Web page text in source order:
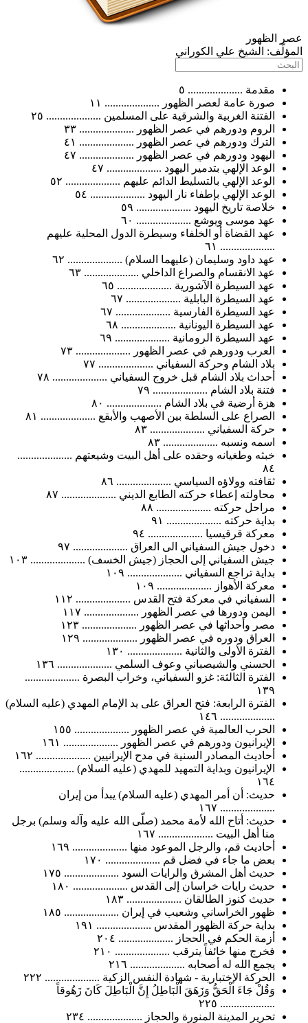
الشيخ علي الكوراني
مقدمة .................... ٥
صورة عامة لعصر الظهور .................... ١١
الفتنة الغربية والشرقية على المسلمين .................... ٢٥
الروم ودورهم في عصر الظهور .................... ٣٣
الترك ودورهم في عصر الظهور .................... ٤١
اليهود ودورهم في عصر الظهور .................... ٤٧
الوعد الإلهي بتدمير اليهود .................... ٤٧
الوعد الإلهي بالتسليط الدائم عليهم .................... ٥٢
الوعد الإلهي بإطفاء نار اليهود .................... ٥٤
خلاصة تاريخ اليهود .................... ٥٩
عهد موسى ويوشع .................... ٦٠
عهد القضاة أو الخلفاء وسيطرة الدول المحلية عليهم
.................... ٦١
عهد داود وسليمان (عليهما السلام) .................... ٦٢
عهد الانقسام والصراع الداخلي .................... ٦٣
عهد السيطرة الآشورية .................... ٦٥
عهد السيطرة البابلية .................... ٦٧
عهد السيطرة الفارسية .................... ٦٧
عهد السيطرة اليونانية .................... ٦٨
عهد السيطرة الرومانية .................... ٦٩
العرب ودورهم في عصر الظهور .................... ٧٣
بلاد الشام وحركة السفياني .................... ٧٧
أحداث بلاد الشام قبل خروج السفياني .................... ٧٨
فتنة بلاد الشام .................... ٧٩
هزة أرضية في بلاد الشام .................... ٨٠
الصراع على السلطة بين الأصهب والأبقع .................... ٨١
حركة السفياني .................... ٨٣
اسمه ونسبه .................... ٨٣
خبثه وطغيانه وحقده على أهل البيت وشيعتهم ....................
ثقافته وولاؤه السياسي .................... ٨٦
محاولته إعطاء حركته الطابع الديني .................... ٨٧
مراحل حركته .................... ٨٨
بداية حركته .................... ٩١
معركة قرقيسيا .................... ٩٤
دخول جيش السفياني الى العراق .................... ٩٧
جيش السفياني إلى الحجاز (جيش الخسف) .................... ١٠٣
بداية تراجع السفياني .................... ١٠٩
معركة الأهواز .................... ١٠٩
السفياني في معركة فتح القدس .................... ١١٢
اليمن ودورها في عصر الظهور .................... ١١٧
مصر وأحداثها في عصر الظهور .................... ١٢٣
العراق ودوره في عصر الظهور .................... ١٢٩
الفترة الأولى والثانية .................... ١٣٠
الحسني والشيصباني وعوف السلمي .................... ١٣٦
الفترة الثالثة: غزو السفياني، وخراب البصرة ....................
الفترة الرابعة: فتح العراق على يد الإمام المهدي (عليه السلام)
.................... ١٤٦
الحرب العالمية في عصر الظهور .................... ١٥٥
الإيرانيون ودورهم في عصر الظهور .................... ١٦١
أحاديث المصادر السنية في مدح الإيرانيين .................... ١٦٢
الإيرانيون وبداية التمهيد للمهدي (عليه السلام) ....................
حديث: أن أمر المهدي (عليه السلام) يبدأ من إيران
.................... ١٦٧
حديث: أتاح الله لأمة محمد (صلّى الله عليه وآله وسلم) برجل
منا أهل البيت .................... ١٦٧
أحاديث قم، والرجل الموعود منها .................... ١٦٩
بعض ما جاء في فضل قم .................... ١٧٠
حديث أهل المشرق والرايات السود .................... ١٧٥
حديث رايات خراسان إلى القدس .................... ١٨٠
حديث كنوز الطالقان .................... ١٨٣
ظهور الخراساني وشعيب في إيران .................... ١٨٥
بداية حركة الظهور المقدس .................... ١٩١
أزمة الحكم في الحجاز .................... ٢٠٤
فخرج منها خائفاً يترقب .................... ٢١٠
يجمع الله له أصحابه .................... ٢١٦
الحركة الإختبارية - شهادة النفس الزكية .................... ٢٢٢
وَقُلْ جَاءَ الْحَقُّ وَزَهَقَ الْبَاطِلُ إِنَّ الْبَاطِلَ كَانَ زَهُوقاً
.................... ٢٢٥
تحرير المدينة المنورة والحجاز .................... ٢٣٤